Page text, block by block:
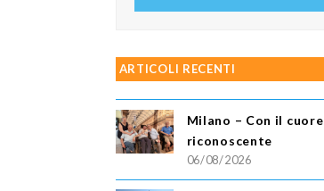
ARTICOLI RECENTI
Milano – Con il cuore
riconoscente
06/08/2026